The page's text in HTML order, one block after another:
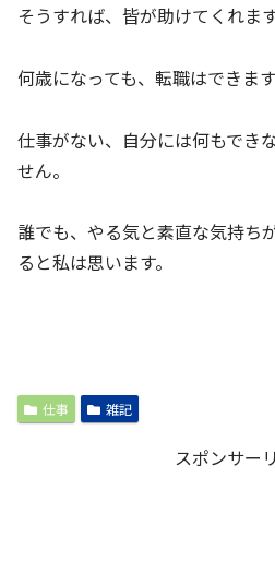
そうすれば、皆が助けてくれます
何歳になっても、転職はできます
仕事がない、自分には何もでき
せん。
誰でも、やる気と素直な気持ち
ると私は思います。
仕事 雑記
スポンサー